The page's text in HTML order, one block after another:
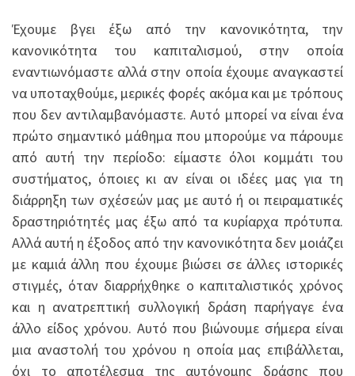
Έχουμε βγει έξω από την κανονικότητα, την
κανονικότητα του καπιταλισμού, στην οποία
εναντιωνόμαστε αλλά στην οποία έχουμε αναγκαστεί
να υποταχθούμε, μερικές φορές ακόμα και με τρόπους
που δεν αντιλαμβανόμαστε. Αυτό μπορεί να είναι ένα
πρώτο σημαντικό μάθημα που μπορούμε να πάρουμε
από αυτή την περίοδο: είμαστε όλοι κομμάτι του
συστήματος, όποιες κι αν είναι οι ιδέες μας για τη
διάρρηξη των σχέσεών μας με αυτό ή οι πειραματικές
δραστηριότητές μας έξω από τα κυρίαρχα πρότυπα.
Αλλά αυτή η έξοδος από την κανονικότητα δεν μοιάζει
με καμιά άλλη που έχουμε βιώσει σε άλλες ιστορικές
στιγμές, όταν διαρρήχθηκε ο καπιταλιστικός χρόνος
και η ανατρεπτική συλλογική δράση παρήγαγε ένα
άλλο είδος χρόνου. Αυτό που βιώνουμε σήμερα είναι
μια αναστολή του χρόνου η οποία μας επιβάλλεται,
όχι το αποτέλεσμα της αυτόνομης δράσης που